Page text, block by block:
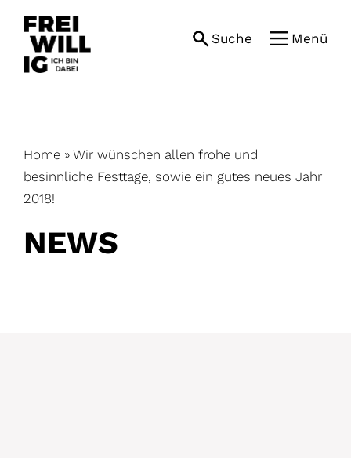
content
Suche Menü
Home » Wir wünschen allen frohe und
besinnliche Festtage, sowie ein gutes neues Jahr
2018!
NEWS